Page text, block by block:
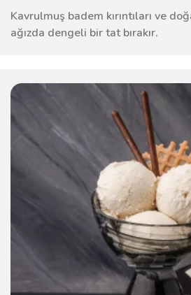
Kavrulmuş badem kırıntıları ve
ağızda dengeli bir tat bırakır.